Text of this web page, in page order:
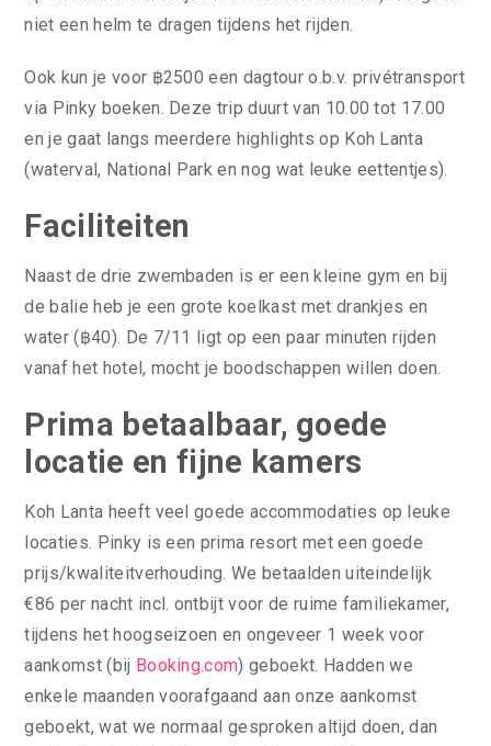
niet een helm te dragen tijdens het rijden.
Ook kun je voor ฿2500 een dagtour o.b.v. privétransport
via Pinky boeken. Deze trip duurt van 10.00 tot 17.00
en je gaat langs meerdere highlights op Koh Lanta
(waterval, National Park en nog wat leuke eettentjes).
Faciliteiten
Naast de drie zwembaden is er een kleine gym en bij
de balie heb je een grote koelkast met drankjes en
water (฿40). De 7/11 ligt op een paar minuten rijden
vanaf het hotel, mocht je boodschappen willen doen.
Prima betaalbaar, goede
locatie en fijne kamers
Koh Lanta heeft veel goede accommodaties op leuke
locaties. Pinky is een prima resort met een goede
prijs/kwaliteitverhouding. We betaalden uiteindelijk
€86 per nacht incl. ontbijt voor de ruime familiekamer,
tijdens het hoogseizoen en ongeveer 1 week voor
aankomst (bij Booking.com) geboekt. Hadden we
enkele maanden voorafgaand aan onze aankomst
geboekt, wat we normaal gesproken altijd doen, dan